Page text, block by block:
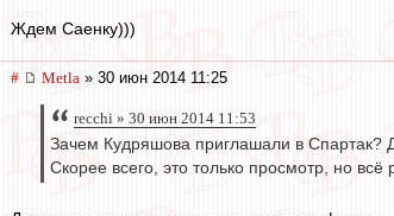
Ждем Саенку)))
# Metla » 30 июн 2014 11:25
recchi » 30 июн 2014 11:53
Зачем Кудряшова приглашали в
Скорее всего, это только просмотр, но